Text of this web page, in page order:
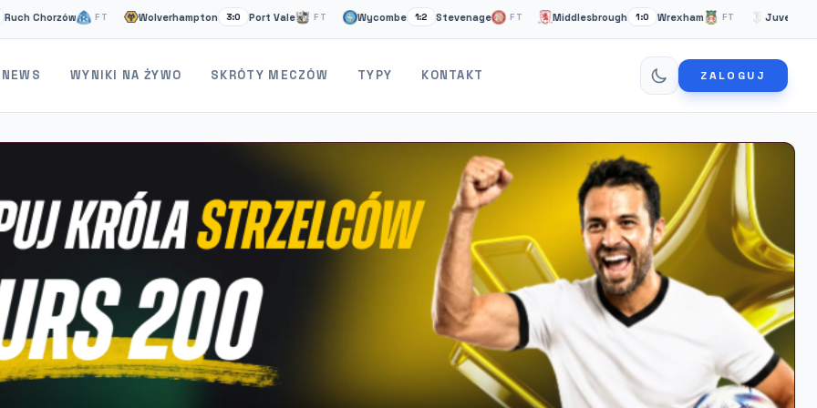
FT Wolverhampton 3:0 Port Vale FT Wycombe 1:2 Stevenage FT Middlesbrough 1:0 Wrexham FT Juventus Turyn
NEWS WYNIKI NA ŻYWO SKRÓTY MECZÓW TYPY KONTAKT ZALOGUJ